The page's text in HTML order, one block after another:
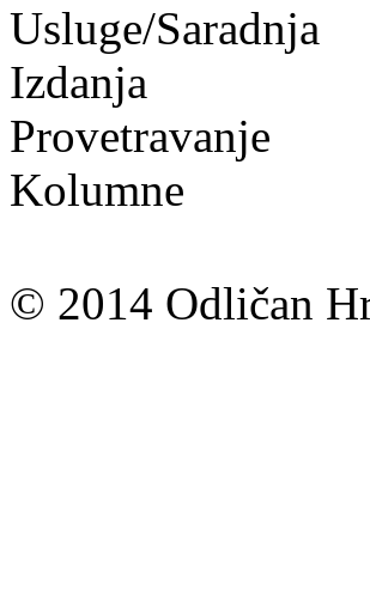
Usluge/Saradnja
Izdanja
Provetravanje
Kolumne
© 2014 Odličan